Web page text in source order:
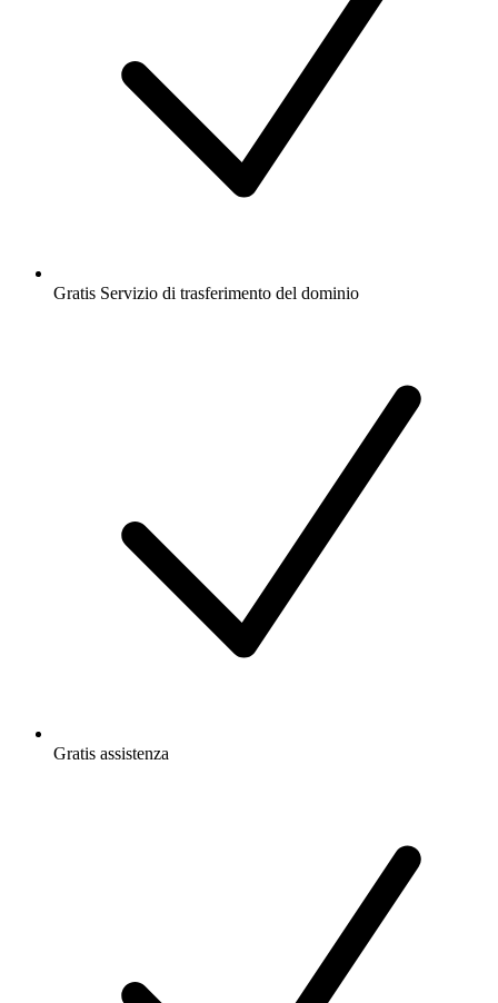
Gratis Servizio di trasferimento del dominio
Gratis assistenza